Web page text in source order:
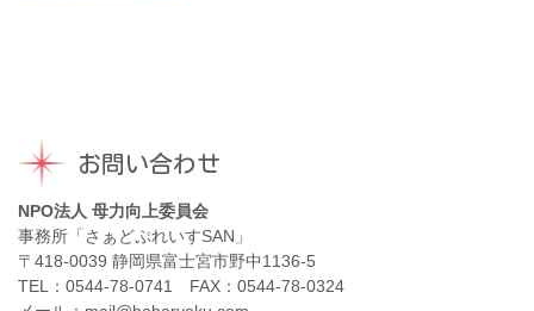
お問い合わせ
NPO法人 母力向上委員会
事務所「さぁどぷれいすSAN」
〒418-0039 静岡県富士宮市野中1136-5
TEL：0544-78-0741 FAX：0544-78-0324